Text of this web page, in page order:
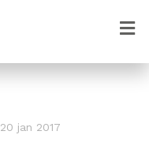
20 jan 2017